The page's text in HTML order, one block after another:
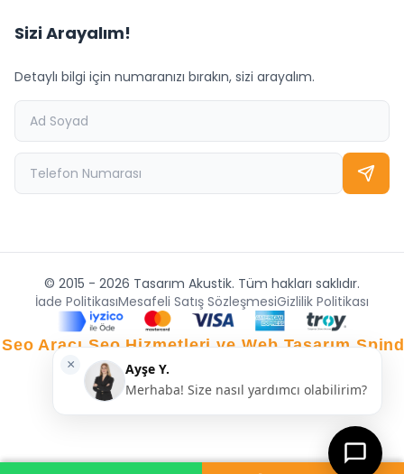
Sizi Arayalım!
Detaylı bilgi için numaranızı bırakın, sizi arayalım.
© 2015 - 2026 Tasarım Akustik. Tüm hakları saklıdır.
İade PolitikasıMesafeli Satış SözleşmesiGizlilik Politikası
Aracı Seo Hizmetleri ve Web Tasarım